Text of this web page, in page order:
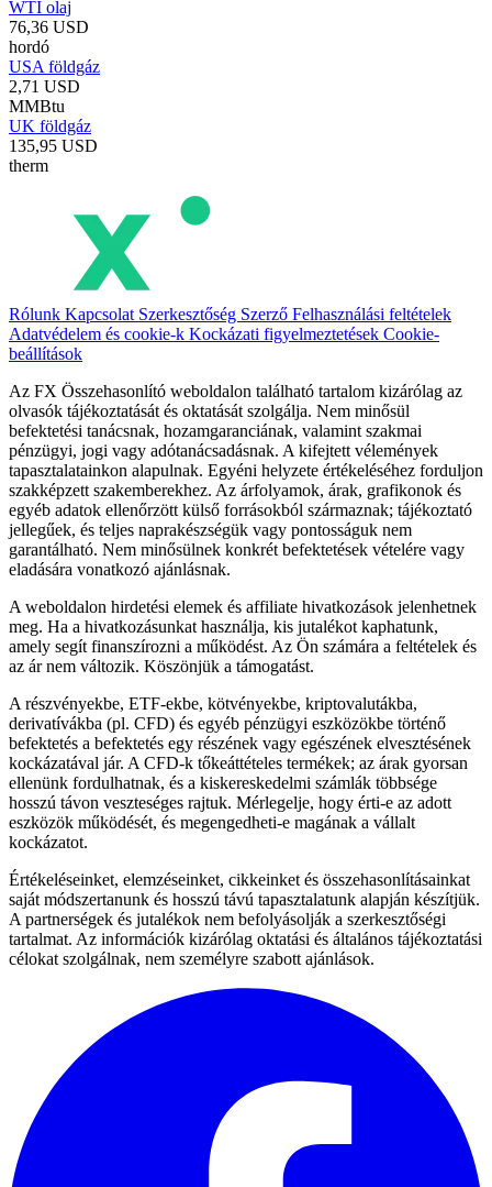
WTI olaj
76,36 USD
hordó
USA földgáz
2,71 USD
MMBtu
UK földgáz
135,95 USD
therm
Rólunk Kapcsolat Szerkesztőség Szerző Felhasználási feltételek
Adatvédelem és cookie-k Kockázati figyelmeztetések Cookie-
beállítások
Az FX Összehasonlító weboldalon található tartalom kizárólag az
olvasók tájékoztatását és oktatását szolgálja. Nem minősül
befektetési tanácsnak, hozamgaranciának, valamint szakmai
pénzügyi, jogi vagy adótanácsadásnak. A kifejtett vélemények
tapasztalatainkon alapulnak. Egyéni helyzete értékeléséhez forduljon
szakképzett szakemberekhez. Az árfolyamok, árak, grafikonok és
egyéb adatok ellenőrzött külső forrásokból származnak; tájékoztató
jellegűek, és teljes naprakészségük vagy pontosságuk nem
garantálható. Nem minősülnek konkrét befektetések vételére vagy
eladására vonatkozó ajánlásnak.
A weboldalon hirdetési elemek és affiliate hivatkozások jelenhetnek
meg. Ha a hivatkozásunkat használja, kis jutalékot kaphatunk,
amely segít finanszírozni a működést. Az Ön számára a feltételek és
az ár nem változik. Köszönjük a támogatást.
A részvényekbe, ETF-ekbe, kötvényekbe, kriptovalutákba,
derivatívákba (pl. CFD) és egyéb pénzügyi eszközökbe történő
befektetés a befektetés egy részének vagy egészének elvesztésének
kockázatával jár. A CFD-k tőkeáttételes termékek; az árak gyorsan
ellenünk fordulhatnak, és a kiskereskedelmi számlák többsége
hosszú távon veszteséges rajtuk. Mérlegelje, hogy érti-e az adott
eszközök működését, és megengedheti-e magának a vállalt
kockázatot.
Értékeléseinket, elemzéseinket, cikkeinket és összehasonlításainkat
saját módszertanunk és hosszú távú tapasztalatunk alapján készítjük.
A partnerségek és jutalékok nem befolyásolják a szerkesztőségi
tartalmat. Az információk kizárólag oktatási és általános tájékoztatási
célokat szolgálnak, nem személyre szabott ajánlások.